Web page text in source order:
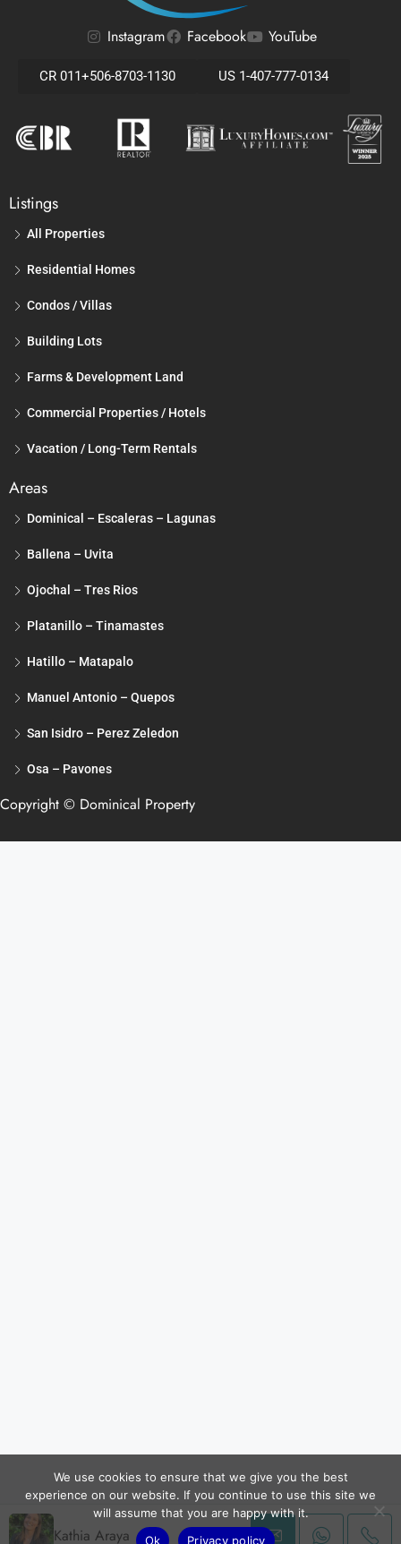
Kathia Araya
Instagram Facebook YouTube
CR 011+506-8703-1130 US 1-407-777-0134
Listings
All Properties
Residential Homes
Condos / Villas
Building Lots
Farms & Development Land
Commercial Properties / Hotels
Vacation / Long-Term Rentals
Areas
Dominical – Escaleras – Lagunas
Ballena – Uvita
Ojochal – Tres Rios
Platanillo – Tinamastes
Hatillo – Matapalo
Manuel Antonio – Quepos
San Isidro – Perez Zeledon
Osa – Pavones
Copyright © Dominical Property
We use cookies to ensure that we give you the best
experience on our website. If you continue to use this site we
will assume that you are happy with it.
Ok
Privacy policy